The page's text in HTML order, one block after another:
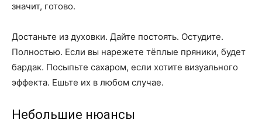
значит, готово.
Достаньте из духовки. Дайте постоять. Остудите.
Полностью. Если вы нарежете тёплые пряники, будет
бардак. Посыпьте сахаром, если хотите визуального
эффекта. Ешьте их в любом случае.
Небольшие нюансы